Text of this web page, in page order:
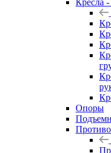
Опоры